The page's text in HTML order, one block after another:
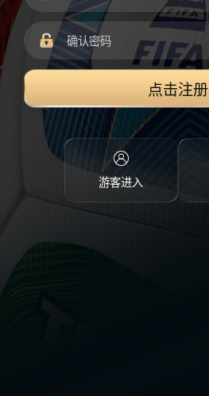
点击注册
游客进入